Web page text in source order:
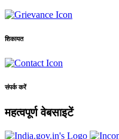
शिकायत
संपर्क करें
महत्वपूर्ण वेबसाइटें